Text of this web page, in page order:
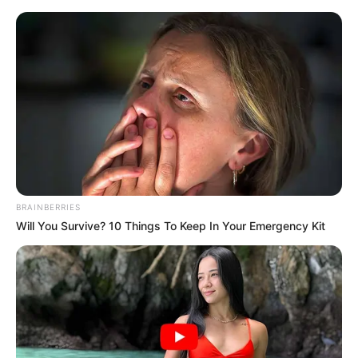
Blaubeermuffins (Blueberry Muffins),
BRAINBERRIES
Will You Survive? 10 Things To Keep In Your Emergency Kit